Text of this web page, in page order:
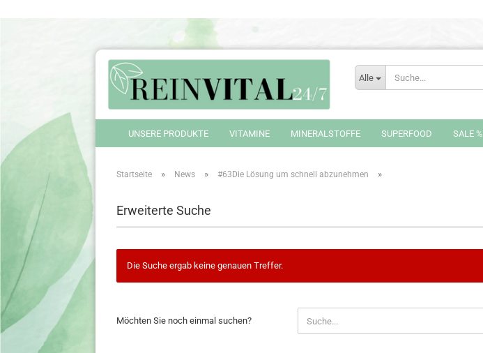
Alle
UNSERE PRODUKTE VITAMINE MINERALSTOFFE SUPERFOOD SALE %
Startseite » News » #63Die Lösung um schnell abzunehmen »
Erweiterte Suche
Die Suche ergab keine genauen Treffer.
SIE
Möchten Sie noch einmal suchen?